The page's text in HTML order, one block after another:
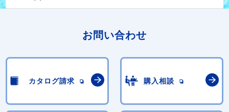
お問い合わせ
カタログ請求 購入相談